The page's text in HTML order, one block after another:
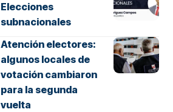
Elecciones
subnacionales
Atención electores:
algunos locales de
votación cambiaron
para la segunda
vuelta